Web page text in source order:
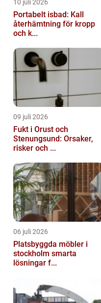
10 juli 2026
Portabelt isbad: Kall
återhämtning för kropp
och k...
09 juli 2026
Fukt i Orust och
Stenungsund: Orsaker,
risker och ...
06 juli 2026
Platsbyggda möbler i
stockholm smarta
lösningar f...